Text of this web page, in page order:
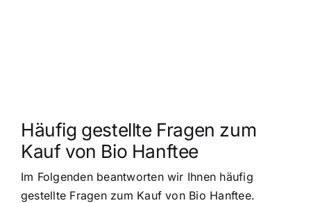
Häufig gestellte Fragen zum
Kauf von Bio Hanftee
Im Folgenden beantworten wir Ihnen häufig
gestellte Fragen zum Kauf von Bio Hanftee.